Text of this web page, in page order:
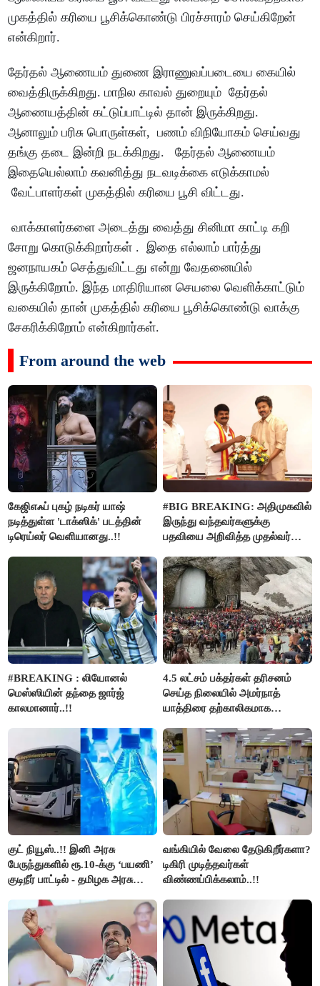
முகத்தில் கரியை பூசிக்கொண்டு பிரச்சாரம் செய்கிறேன்
என்கிறார்.
தேர்தல் ஆணையம் துணை இராணுவப்படையை கையில்
வைத்திருக்கிறது. மாநில காவல் துறையும் தேர்தல்
ஆணையத்தின் கட்டுப்பாட்டில் தான் இருக்கிறது.
ஆனாலும் பரிசு பொருள்கள், பணம் விநியோகம் செய்வது
தங்கு தடை இன்றி நடக்கிறது. தேர்தல் ஆணையம்
இதையெல்லாம் கவனித்து நடவடிக்கை எடுக்காமல்
வேட்பாளர்கள் முகத்தில் கரியை பூசி விட்டது.
வாக்காளர்களை அடைத்து வைத்து சினிமா காட்டி கறி
சோறு கொடுக்கிறார்கள் . இதை எல்லாம் பார்த்து
ஜனநாயகம் செத்துவிட்டது என்று வேதனையில்
இருக்கிறோம். இந்த மாதிரியான செயலை வெளிக்காட்டும்
வகையில் தான் முகத்தில் கரியை பூசிக்கொண்டு வாக்கு
சேகரிக்கிறோம் என்கிறார்கள்.
From around the web
கேஜிஎஃப் புகழ் நடிகர் யாஷ்
நடித்துள்ள 'டாக்‌ஸிக்' படத்தின்
டிரெய்லர் வெளியானது..!!
#BIG BREAKING: அதிமுகவில்
இருந்து வந்தவர்களுக்கு
பதவியை அறிவித்த முதல்வர்
#BREAKING : லியோனல்
மெஸ்ஸியின் தந்தை ஜார்ஜ்
காலமானார்..!!
4.5 லட்சம் பக்தர்கள் தரிசனம்
செய்த நிலையில் அமர்நாத்
யாத்திரை தற்காலிகமாக
குட் நியூஸ்..!! இனி அரசு
பேருந்துகளில் ரூ.10-க்கு ‘பயணி’
குடிநீர் பாட்டில் - தமிழக அரசு
வங்கியில் வேலை தேடுகிறீர்களா?
டிகிரி முடித்தவர்கள்
விண்ணப்பிக்கலாம்..!!